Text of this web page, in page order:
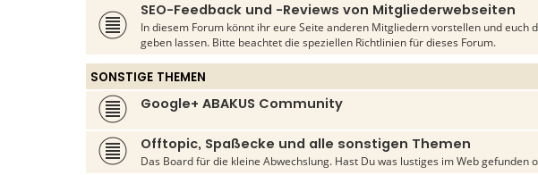
SEO-Feedback und -Reviews von Mitgliederwebseiten
In diesem Forum könnt ihr eure Seite anderen Mitgliedern vorstellen und euch
geben lassen. Bitte beachtet die speziellen Richtlinien für dieses Forum.
SONSTIGE THEMEN
Google+ ABAKUS Community
Offtopic, Spaßecke und alle sonstigen Themen
Das Board für die kleine Abwechslung. Hast Du was lustiges im Web gefunden